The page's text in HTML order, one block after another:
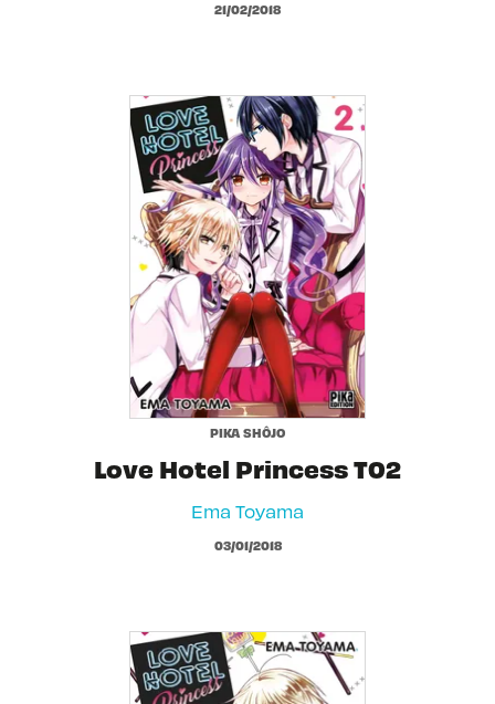
21/02/2018
PIKA SHÔJO
Love Hotel Princess T02
Ema Toyama
03/01/2018